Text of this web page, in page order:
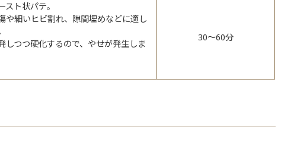
スト状パテ。
や細いヒビ割れ、隙間埋めなどに適し
しつつ硬化するので、やせが発生しま
30～60分